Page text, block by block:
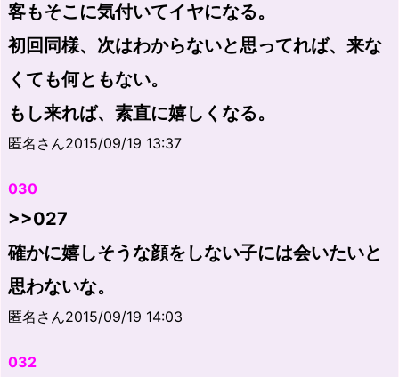
客もそこに気付いてイヤになる。
初回同様、次はわからないと思ってれば、来な
くても何ともない。
もし来れば、素直に嬉しくなる。
匿名さん2015/09/19 13:37
030
>>027
確かに嬉しそうな顔をしない子には会いたいと
思わないな。
匿名さん2015/09/19 14:03
032